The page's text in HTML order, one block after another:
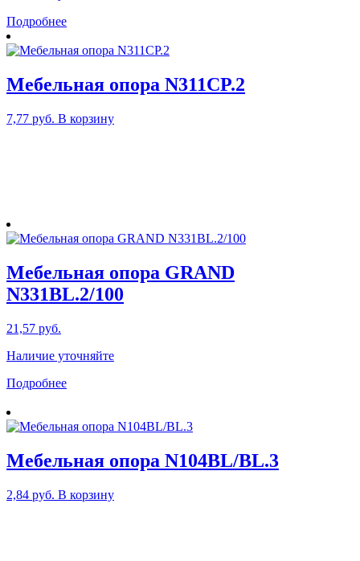
Подробнее
Мебельная опора N311CP.2
7,77 руб. В корзину
Мебельная опора GRAND
N331BL.2/100
21,57 руб.
Наличие уточняйте
Подробнее
Мебельная опора N104BL/BL.3
2,84 руб. В корзину